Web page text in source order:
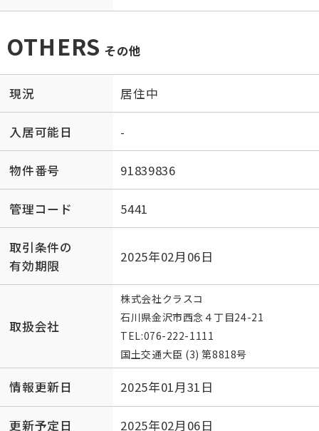
OTHERS その他
現況 居住中
入居可能日 -
物件番号 91839836
管理コード 5441
取引条件の
有効期限
2025年02月06日
取扱会社
株式会社クラスコ
石川県金沢市西念４丁目24-21
TEL:076-222-1111
国土交通大臣 (3) 第8818号
情報更新日 2025年01月31日
更新予定日 2025年02月06日